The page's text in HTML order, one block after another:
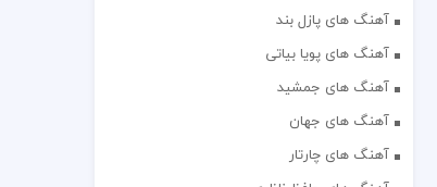
آهنگ های پازل بند
آهنگ های پویا بیاتی
آهنگ های جمشید
آهنگ های جهان
آهنگ های چارتار